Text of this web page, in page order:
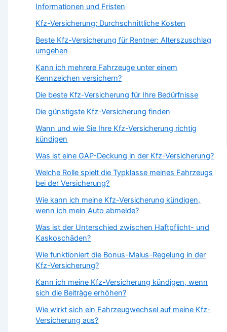
Informationen und Fristen
Kfz-Versicherung: Durchschnittliche Kosten
Beste Kfz-Versicherung für Rentner: Alterszuschlag
umgehen
Kann ich mehrere Fahrzeuge unter einem
Kennzeichen versichern?
Die beste Kfz-Versicherung für Ihre Bedürfnisse
Die günstigste Kfz-Versicherung finden
Wann und wie Sie Ihre Kfz-Versicherung richtig
kündigen
Was ist eine GAP-Deckung in der Kfz-Versicherung?
Welche Rolle spielt die Typklasse meines Fahrzeugs
bei der Versicherung?
Wie kann ich meine Kfz-Versicherung kündigen,
wenn ich mein Auto abmelde?
Was ist der Unterschied zwischen Haftpflicht- und
Kaskoschäden?
Wie funktioniert die Bonus-Malus-Regelung in der
Kfz-Versicherung?
Kann ich meine Kfz-Versicherung kündigen, wenn
sich die Beiträge erhöhen?
Wie wirkt sich ein Fahrzeugwechsel auf meine Kfz-
Versicherung aus?